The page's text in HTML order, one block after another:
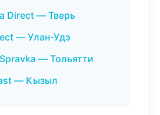
Direct — Тверь
— Улан-Удэ
— Тольятти
— Кызыл